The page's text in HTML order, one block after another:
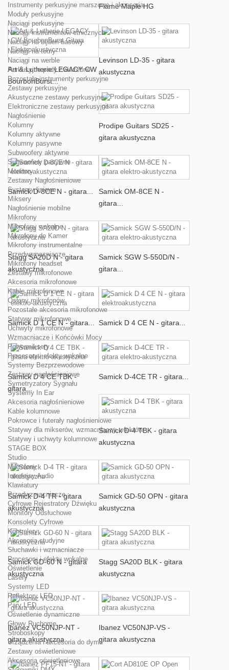
Instrumenty perkusyjne marszowe i akcesoria
Moduły perkusyjne
Naciągi perkusyjne
Naciągi instrumentów etnicznych
Naciągi na bęben basowy
Naciągi na tomy
Naciągi na werble
Perkusyjne pady ćwiczebne
Pozostałe instrumenty perkusyjne
Zestawy perkusyjne
Akustyczne zestawy perkusyjne
Elektroniczne zestawy perkusyjne
Nagłośnienie
Kolumny
Kolumny aktywne
Kolumny pasywne
Subwoofery aktywne
Subwoofery pasywne
Monitory
Zestawy Nagłośnieniowe
Systemy liniowe
Miksery
Nagłośnienie mobilne
Mikrofony
Mikrofony wokalne
Mikrofony do Kamer
Mikrofony instrumentalne
Przedwzmacniacze
Mikrofony headset
Zestawy mikrofonowe
Akcesoria mikrofonowe
Kable mikrofonowe
Osłony mikrofonów
Pozostałe akcesoria mikrofonowe
Statywy mikrofonowe
Uchwyty mikrofonowe
Wzmacniacze i Końcówki Mocy
Powermiksery
Procesory i efekty wokalne
Systemy Bezprzewodowe
Zestawy nagłośnieniowe
Symetryzatory Sygnału
Systemy In Ear
Akcesoria nagłośnieniowe
Kable kolumnowe
Pokrowce i futerały nagłośnieniowe
Statywy dla mikserów, wzmacniaczy, efektów
Statywy i uchwyty kolumnowe
STAGE BOX
Studio
Mikrofony
Interfejsy Audio
Klawiatury
Przedwzmacniacze
Cyfrowe Rejestratory Dźwięku
Monitory Odsłuchowe
Konsolety Cyfrowe
Kontrolery
Akcesoria studyjne
Słuchawki i wzmacniacze
Procesory i efekty wokalne
Oświetlenie
Lasery
Systemy LED
Reflektory LED
Pary LED
Oświetlenie dynamiczne
Głowy Ruchome
Stroboskopy
Urządzenia i akcesoria do dymu
Zestawy oświetleniowe
Akcesoria oświetleniowe
Flame Maple HG
Art & Lutherie LEGACY CW
BourbonBurst...
Levinson LD-35 - gitara
akustyczna
Prodipe Guitars SD25 -
gitara akustyczna
Samick D-8CE N - gitara...
Samick OM-8CE N -
gitara...
Stagg SA20D N - gitara
akustyczna
Samick SGW S-550D/N -
gitara...
Samick D 1 CE N - gitara... Samick D 4 CE N - gitara...
Samick D 4 CE TBK -
gitara...
Samick D-4CE TR - gitara...
Samick D-4 TBK - gitara
akustyczna
Samick D-4 TR - gitara
akustyczna
Samick GD-50 OPN - gitara
akustyczna
Samick GD-60 N - gitara
akustyczna
Stagg SA20D BLK - gitara
akustyczna
Ibanez VC50NJP-NT -
gitara akustyczna
Ibanez VC50NJP-VS -
gitara akustyczna